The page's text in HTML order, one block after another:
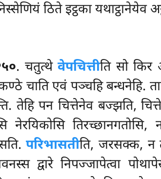
ठिते इट्ठका यथाट्ठानेयेव
. चतुत्थेवेपचित्तीति सो किर
चाति एवं पञ्चहि बन्धनेहि.
तेहि पन चित्तेनेव बज्झति,
नेरयिकोसि
परिभासतीति, जरसक्क, न
द्वारे निपज्जापेत्वा